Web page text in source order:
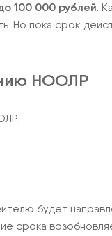
100 000 рублей.
пока срок
НООЛР
будет
срока